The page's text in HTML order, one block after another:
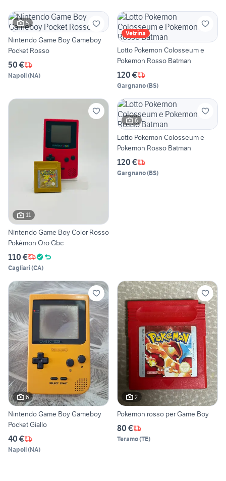
5
Nintendo Game Boy Gameboy
Pocket Rosso
50 €
Napoli(NA)
Vetrina
Lotto Pokemon Colosseum e
Pokemon Rosso Batman
120 €
Gargnano(BS)
11
Nintendo Game Boy Color Rosso
Pokémon Oro Gbc
110 €
Cagliari(CA)
6
Lotto Pokemon Colosseum e
Pokemon Rosso Batman
120 €
Gargnano(BS)
6
Nintendo Game Boy Gameboy
Pocket Giallo
40 €
Napoli(NA)
2
Pokemon rosso per Game Boy
80 €
Teramo(TE)